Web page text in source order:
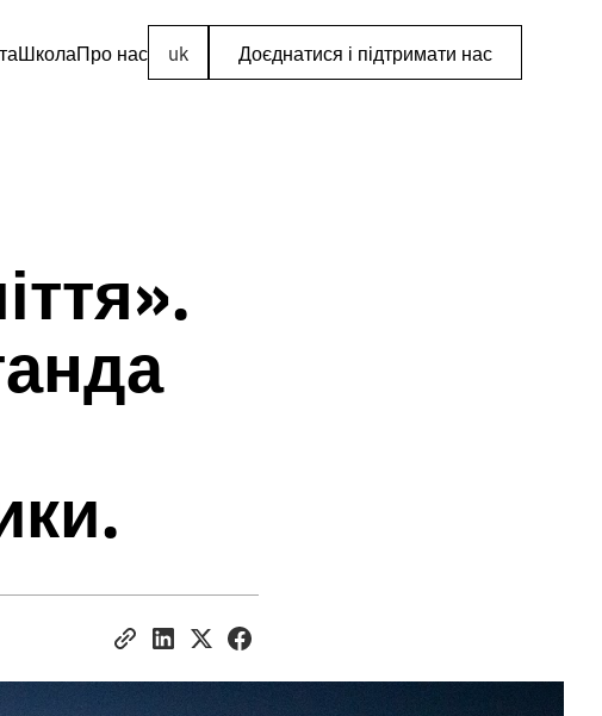
ШколаПро нас uk Доєднатися і підтримати нас